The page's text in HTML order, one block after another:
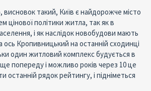
такий, Київ є найдорожче місто
цінової політики житла, так як в
і як наслідок новобудови мають
ось Кропивницький на останній сходинці
один житловий комплекс будується в
попереду і можливо років через 10 це
останній рядок рейтингу, і підніметься